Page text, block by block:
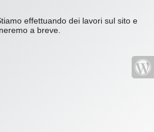
effettuando dei lavori sul sito e
a breve.